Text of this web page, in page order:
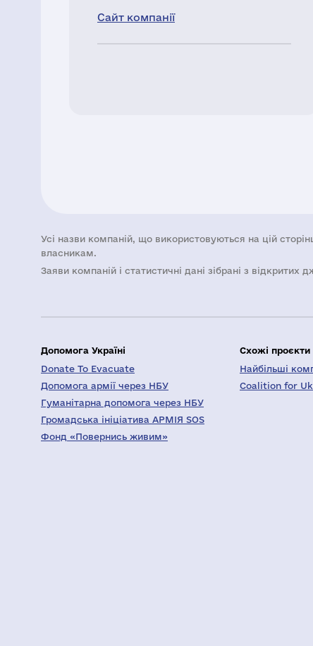
Сайт компанії
Усі назви компаній, що використовуються на цій
власникам.
Заяви компаній i статистичні дані зібрані з відкритих
Допомога Україні
Donate To Evacuate
Допомога армії через НБУ
Гуманітарна допомога через НБУ
Громадська ініціатива АРМІЯ SOS
Фонд «Повернись живим»
Схожі проєкти
Найбільші
Coalition for